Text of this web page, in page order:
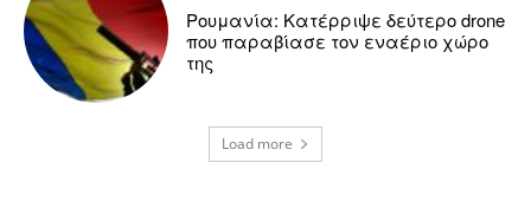
Ρουμανία: Κατέρριψε δεύτερο drone
που παραβίασε τον εναέριο χώρο
της
Load more